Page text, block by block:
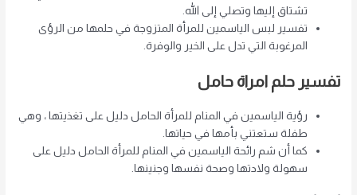
تشتاق إليها وتصلي إلى الله.
تفسير لبس الياسمين للمرأة المتزوجة في حلمها من الرؤى
المرغوبة التي تدل على الخير والوفرة.
تفسير حلم امراة حامل
رؤية الياسمين في المنام للمرأة الحامل دليل على تغذيتها ، وهي
طفلة ستعتني بأمها في حياتها.
كما أن شم رائحة الياسمين في المنام للمرأة الحامل دليل على
سهولة ولادتها وصحة نفسها وجنينها.